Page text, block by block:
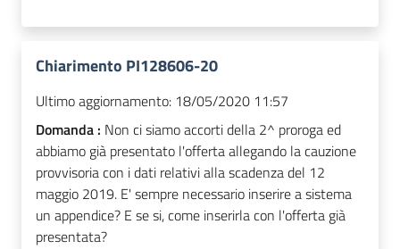
Chiarimento PI128606-20
Ultimo aggiornamento: 18/05/2020 11:57
Domanda : Non ci siamo accorti della 2^ proroga ed
abbiamo già presentato l'offerta allegando la cauzione
provvisoria con i dati relativi alla scadenza del 12
maggio 2019. E' sempre necessario inserire a sistema
un appendice? E se si, come inserirla con l'offerta già
presentata?